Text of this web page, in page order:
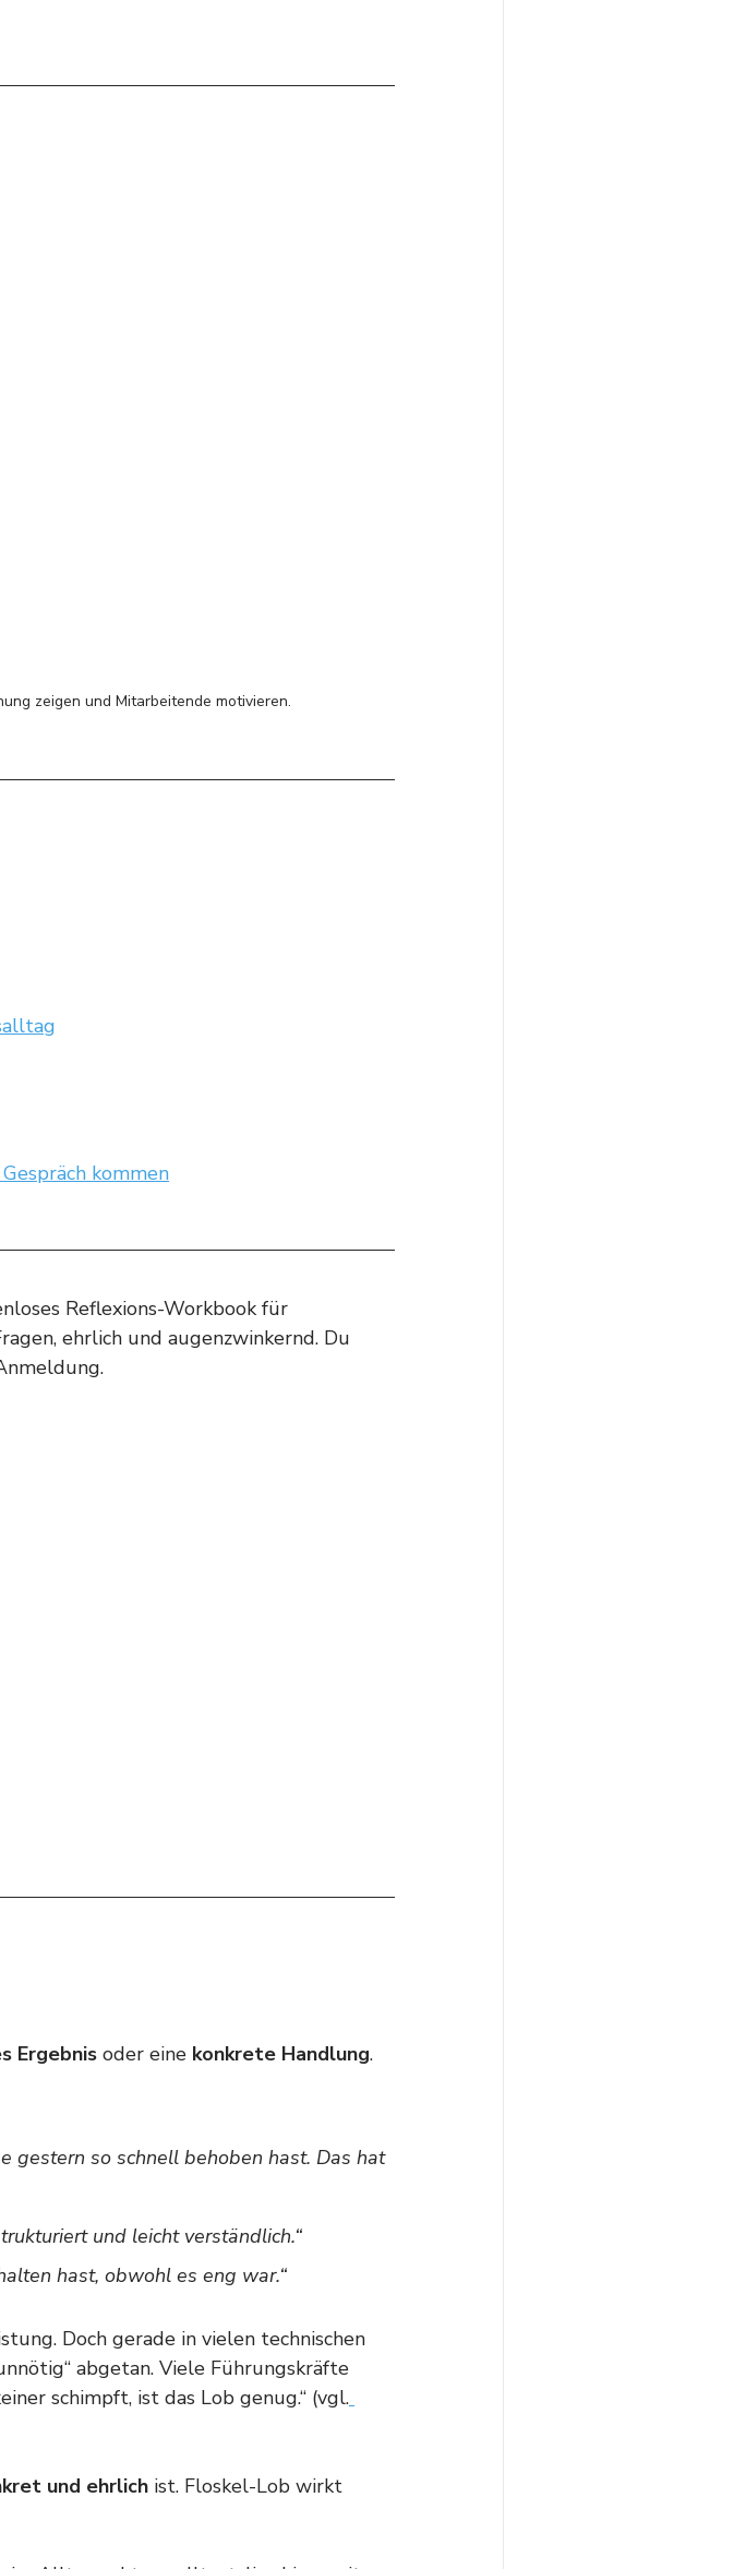
zeigen und Mitarbeitende motivieren.
kommen
Reflexions-Workbook für
ehrlich und augenzwinkernd. Du
Ergebnis oder eine konkrete Handlung.
gestern so schnell behoben hast. Das hat
und leicht verständlich.“
hast, obwohl es eng war.“
Doch gerade in vielen technischen
abgetan. Viele Führungskräfte
schimpft, ist das Lob genug.“ (vgl.
und ehrlich ist. Floskel-Lob wirkt